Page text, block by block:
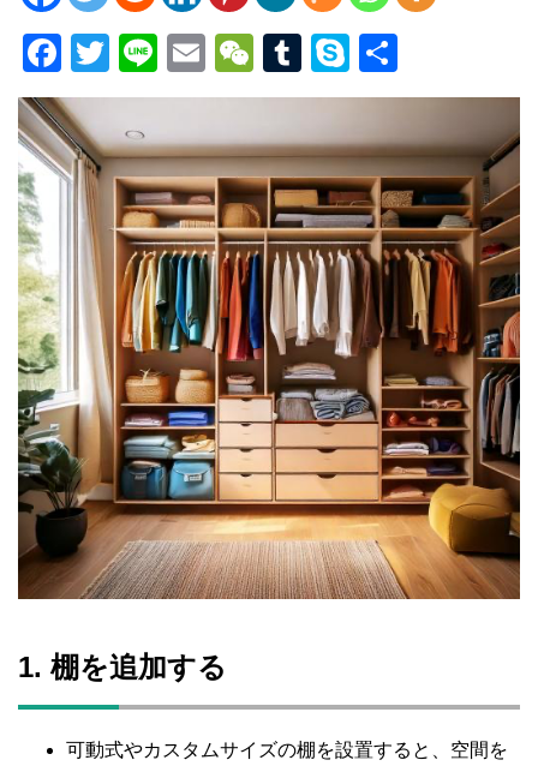
F
a
c
e
b
o
T
wi
tt
er
Li
n
e
E
m
ail
W
e
C
h
at
T
u
m
bl
r
S
ky
p
e
有
1. 棚を追加する
可動式やカスタムサイズの棚を設置すると、空間を